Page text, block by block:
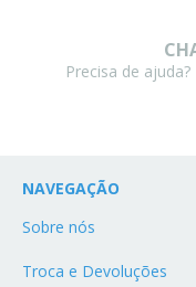
Precisa de
NAVEGAÇÃO
Sobre nós
Troca e Devoluções